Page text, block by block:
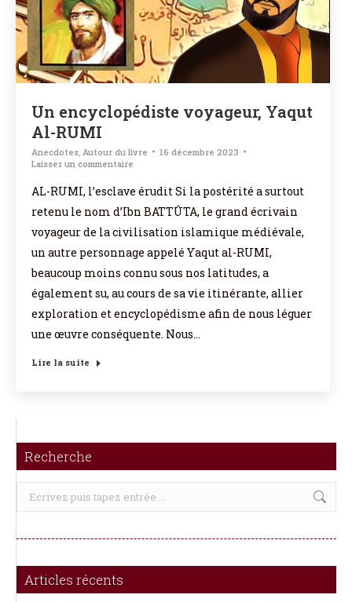
Un encyclopédiste voyageur, Yaqut
Al-RUMI
Anecdotes Autour du livre
16 décembre 2023
Laisser un commentaire
AL-RUMI, l’esclave érudit Si la postérité a surtout
retenu le nom d’Ibn BATTÛTA, le grand écrivain
voyageur de la civilisation islamique médiévale,
un autre personnage appelé Yaqut al-RUMI,
beaucoup moins connu sous nos latitudes, a
également su, au cours de sa vie itinérante, allier
exploration et encyclopédisme afin de nous léguer
une œuvre conséquente. Nous…
Lire la suite
Recherche
Recherche
Articles récents